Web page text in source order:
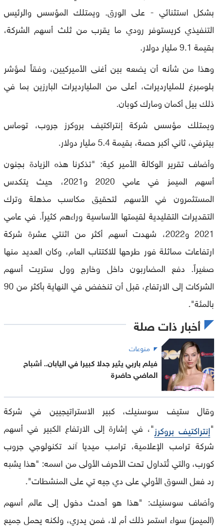
بشكل استثنائي - على الورق. ويمتلك المؤسس والرئيس
التنفيذي كريستوفر رودي ما يقرب من ثلث أسهم الشركة،
بقيمة 9.1 مليار دولار.
وهذا من شأنه أن يضعه بين أغنى الأميركيين، وفقاً لمؤشر
بلومبرغ للمليارديرات، أعلى من المليارديرات البارزين بما في
ذلك بيل أكمان ومارك كوبان.
ويمتلك مؤسس شركة إنتراكتيف بروكرز جروب، توماس
بيترفي، ثاني أكبر حصة، بقيمة 5.4 مليار دولار.
وأضاف تقرير الوكالة الأمير كية: "تذكرنا هذه الزيادة بجنون
أسهم الميمز في عامي 2020 و2021، حيث يتكدس
المستثمرون في الأسهم لتحقيق مكاسب مذهلة وترك
التقديرات التقليدية لقيمتها الأساسية وراءهم كثيراً. في عامي
2021 و2022، شهدت أسهم أكثر من اثنتي عشرة شركة
ارتفاعات مماثلة فور طرحها للاكتتاب العام، وكان العديد منها
صغيراً. دفع المضاربون داخل وخارج وول ستريت أسهم
الشركات إلى الارتفاع، قبل أن تنخفض في النهاية بأكثر من 90
بالمئة".
أخبار ذات صلة
منوعات
فيلم باربي يثير جدلا كبيرا في اليابان.. أشباح
الماضي حاضرة
وقال ستيف سوسنيك، كبير الاستراتيجيين في شركة
"إنتراكتيف بروكرز"، في إشارة إلى الارتفاع الكبير في أسهم
شركة ترامب الإعلامية، ترامب ميديا آند تكنولوجي جروب
كورب، والتي تُتداول تحت الأحرف الأولى من اسمه: "هذا يشبه
رد فعل السوق الأولي على دي جيه تي على المنشطات".
وأضاف سوسنيك: "هذا هو أحدث دخول إلى عالم أسهم
(الميمز) سواء استمر ذلك أم لا، فمن يدري، ولكنه يحمل جميع